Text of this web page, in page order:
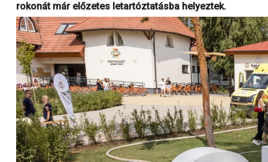
rokonát már előzetes letartóztatásba helyeztek.